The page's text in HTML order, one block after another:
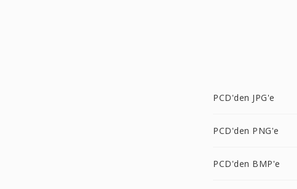
PCD'den JPG'e
PCD'den PNG'e
PCD'den BMP'e